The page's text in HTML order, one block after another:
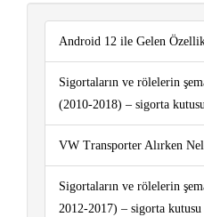
Android 12 ile Gelen
Sigortaların ve rölelerin
(2010-2018) – sigorta
VW Transporter Alırken
Sigortaların ve rölelerin
2012-2017) – sigorta kutusu